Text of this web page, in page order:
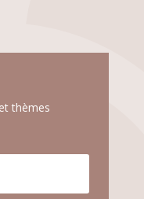
thèmes